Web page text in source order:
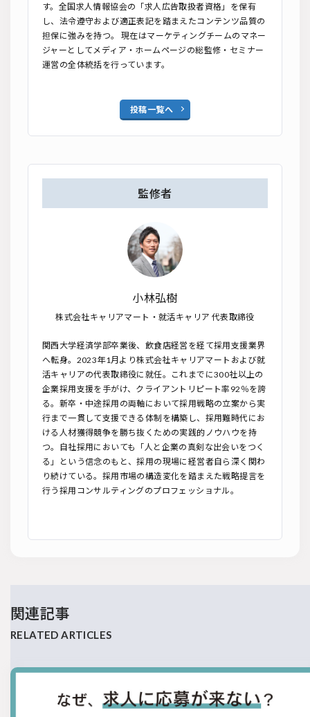
す。全国求人情報協会の「求人広告取扱者資格」を保有
し、法令遵守および適正表記を踏まえたコンテンツ品質の
担保に強みを持つ。 現在はマーケティングチームのマネー
ジャーとしてメディア・ホームページの総監修・セミナー
運営の全体統括を行っています。
投稿一覧へ
監修者
小林弘樹
株式会社キャリアマート・就活キャリア 代表取締役
関西大学経済学部卒業後、飲食店経営を経て採用支援業界
へ転身。2023年1月より株式会社キャリアマートおよび就
活キャリアの代表取締役に就任。これまでに300社以上の
企業採用支援を手がけ、クライアントリピート率92％を誇
る。新卒・中途採用の両軸において採用戦略の立案から実
行まで一貫して支援できる体制を構築し、採用難時代にお
ける人材獲得競争を勝ち抜くための実践的ノウハウを持
つ。自社採用においても「人と企業の真剣な出会いをつく
る」という信念のもと、採用の現場に経営者自ら深く関わ
り続けている。採用市場の構造変化を踏まえた戦略提言を
行う採用コンサルティングのプロフェッショナル。
関連記事